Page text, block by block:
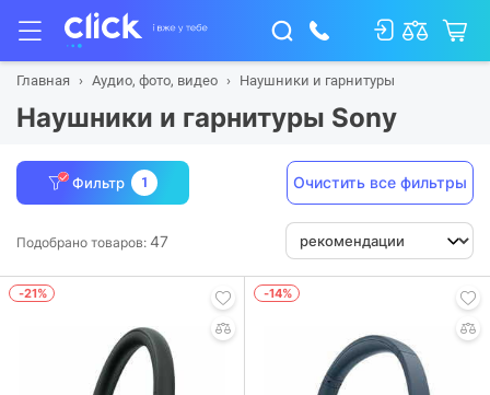
Главная Аудио, фото, видео Наушники и гарнитуры
Наушники и гарнитуры Sony
Фильтр 1 Очистить все фильтры
Подобрано товаров: 47
-21% -14%